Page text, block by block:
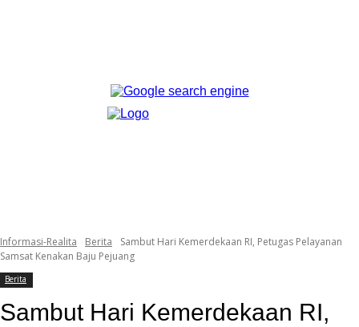
Informasi-Realita Berita
Sambut Hari Kemerdekaan RI, Petugas Pelayanan
Samsat Kenakan Baju Pejuang
Berita
Sambut Hari Kemerdekaan RI,